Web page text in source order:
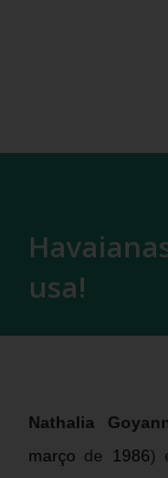
usa!
Nathalia
março de 1986)